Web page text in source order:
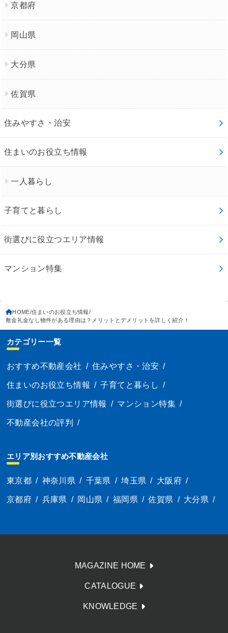
京都府
岡山県
大分県
佐賀県
住みやすさ・治安
住まいのお役立ち情報
一人暮らし
子育てと暮らし
街選びに役立つエリア情報
マンション特集
HOME 住まいのお役立ち情報
敷金礼金なし物件がある理由は？メリットとデメリットを詳しく紹介！
カテゴリー一覧
おすすめ不動産会社 / 住みやすさ・治安 /
住まいのお役立ち情報 / 子育てと暮らし /
街選びに役立つエリア情報 / マンション特集 /
不動産会社の評判 /
エリア別おすすめ不動産会社
東京都 / 神奈川県 / 千葉県 / 埼玉県 / 大阪府 /
京都府 / 兵庫県 / 岡山県 / 福岡県 / 佐賀県 / 大分県 /
MAGAZINE HOME
CATALOGUE
KNOWLEDGE